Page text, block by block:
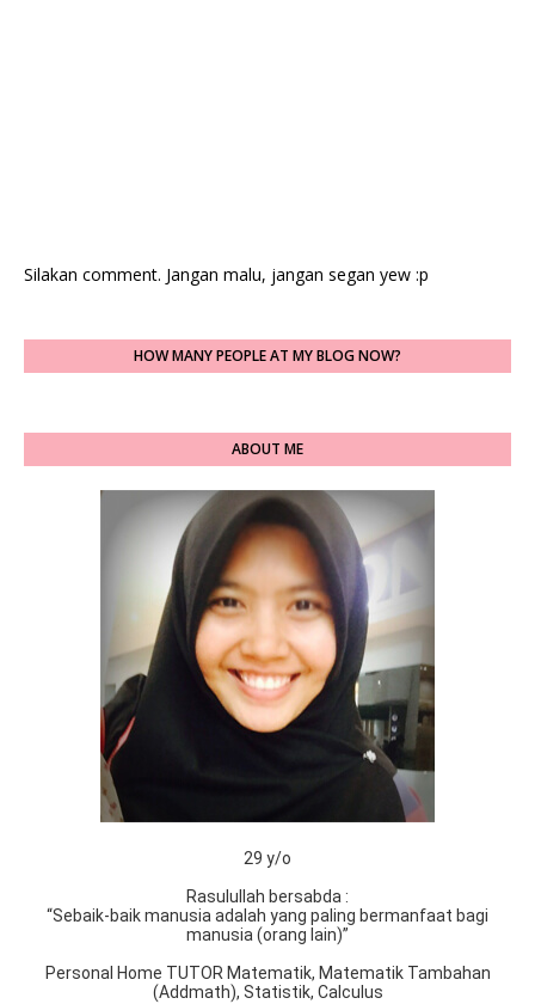
Silakan comment. Jangan malu, jangan segan yew :p
HOW MANY PEOPLE AT MY BLOG NOW?
ABOUT ME
29 y/o
Rasulullah bersabda :
“Sebaik-baik manusia adalah yang paling bermanfaat bagi
manusia (orang lain)”
Personal Home TUTOR Matematik, Matematik Tambahan
(Addmath), Statistik, Calculus